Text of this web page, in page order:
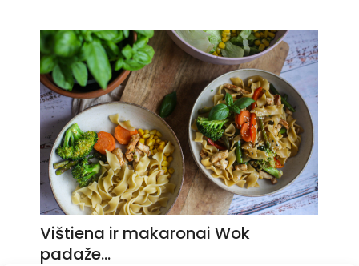
Vištiena ir makaronai Wok
padaže…